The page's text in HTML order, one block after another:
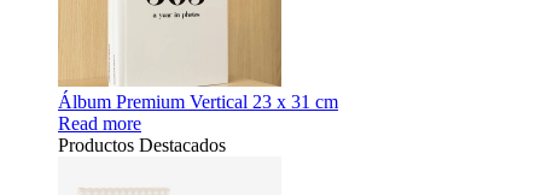
Álbum Premium Vertical 23 x 31 cm
Read more
Productos Destacados